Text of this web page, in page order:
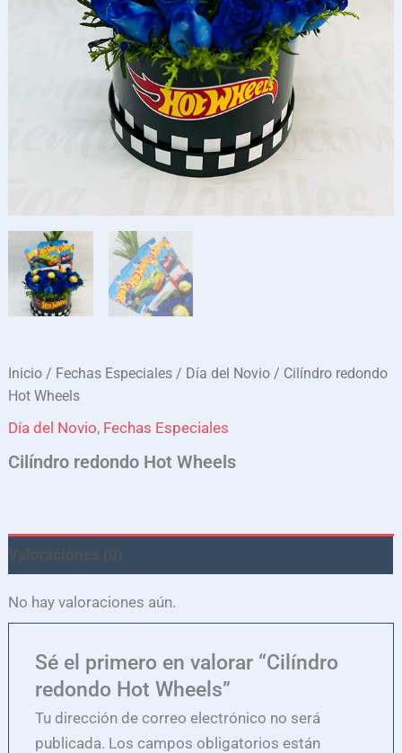
Inicio / Fechas Especiales / Día del Novio / Cilíndro redondo
Hot Wheels
Día del Novio, Fechas Especiales
Cilíndro redondo Hot Wheels
Valoraciones (0)
No hay valoraciones aún.
Sé el primero en valorar “Cilíndro
redondo Hot Wheels”
Tu dirección de correo electrónico no será
publicada. Los campos obligatorios están